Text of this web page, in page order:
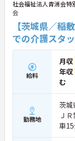
社会福祉法人青洲会特
会
【茨城県／
での介護スタ
給料
月収
年収
む
勤務地
茨城
Ｊ
車